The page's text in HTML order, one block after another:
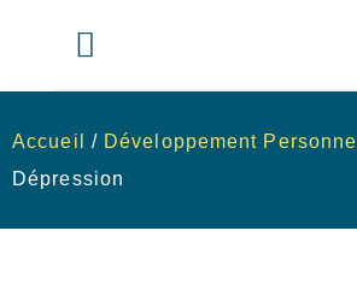
Accueil / Développement Personnel
Dépression